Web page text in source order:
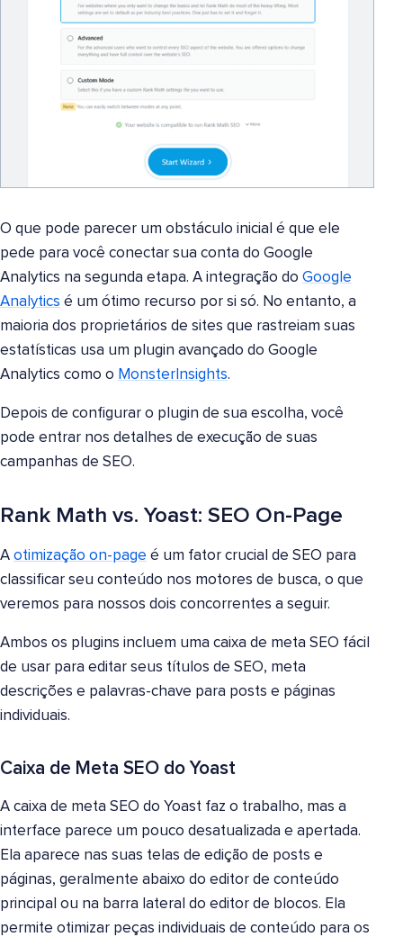
O que pode parecer um obstáculo inicial é que ele
pede para você conectar sua conta do Google
Analytics na segunda etapa. A integração do Google
Analytics é um ótimo recurso por si só. No entanto, a
maioria dos proprietários de sites que rastreiam suas
estatísticas usa um plugin avançado do Google
Analytics como o MonsterInsights.
Depois de configurar o plugin de sua escolha, você
pode entrar nos detalhes de execução de suas
campanhas de SEO.
Rank Math vs. Yoast: SEO On-Page
A otimização on-page é um fator crucial de SEO para
classificar seu conteúdo nos motores de busca, o que
veremos para nossos dois concorrentes a seguir.
Ambos os plugins incluem uma caixa de meta SEO fácil
de usar para editar seus títulos de SEO, meta
descrições e palavras-chave para posts e páginas
individuais.
Caixa de Meta SEO do Yoast
A caixa de meta SEO do Yoast faz o trabalho, mas a
interface parece um pouco desatualizada e apertada.
Ela aparece nas suas telas de edição de posts e
páginas, geralmente abaixo do editor de conteúdo
principal ou na barra lateral do editor de blocos. Ela
permite otimizar peças individuais de conteúdo para os